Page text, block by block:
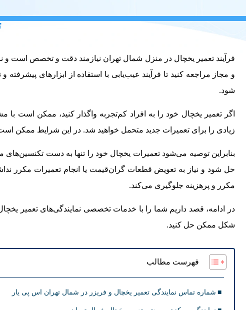
فرآیند تعمیر یخچال در منزل شمال تهران نیازمند دقت و تخصص است و
و مجاز مراجعه کنید تا فرآیند عیب‌یابی با استفاده از ابزارهای
شود.
اگر تعمیر یخچال خود را به افراد کم‌تجربه واگذار کنید، ممکن است
زیادی را برای تعمیرات جدید متحمل خواهید شد. در این شرایط ممکن
بنابراین توصیه می‌شود تعمیرات یخچال خود را تنها به دست
حل شود و نیاز به تعویض قطعات گران‌قیمت یا انجام تعمیرات مکرر
مکرر و پرهزینه جلوگیری می‌کند.
در ادامه، قصد داریم شما را با خدمات تخصصی نمایندگی‌های تعمیر
شکل ممکن حل کنید.
فهرست مطالب
شماره تماس نمایندگی تعمیر یخچال و فریزر در شمال تهران اس پی یار